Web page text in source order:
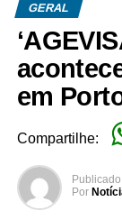
GERAL
em
Compartilhe:
Por